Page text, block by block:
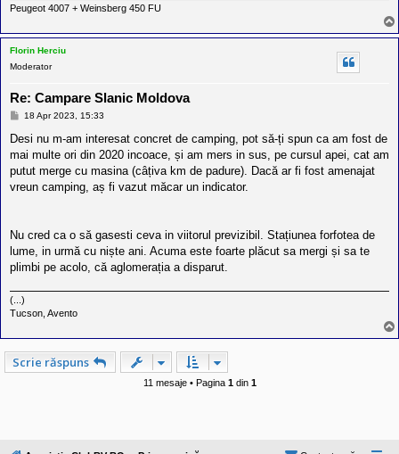
Peugeot 4007 + Weinsberg 450 FU
Florin Herciu
Moderator
Re: Campare Slanic Moldova
M
s
j
18 Apr 2023, 15:33
Desi nu m-am interesat concret de camping, pot să-ți spun ca am fost de
mai multe ori din 2020 incoace, și am mers in sus, pe cursul apei, cat am
putut merge cu masina (câțiva km de padure). Dacă ar fi fost amenajat
vreun camping, aș fi vazut măcar un indicator.
Nu cred ca o să gasesti ceva in viitorul previzibil. Stațiunea forfotea de
lume, in urmă cu niște ani. Acuma este foarte plăcut sa mergi și sa te
plimbi pe acolo, că aglomerația a disparut.
(...)
Tucson, Avento
Scrie răspuns
11 mesaje • Pagina 1din 1